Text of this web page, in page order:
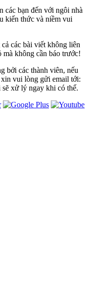
các bạn đến với ngôi nhà
kiến thức và niềm vui
các bài viết không liên
mà không cần báo trước!
bởi các thành viên, nếu
vui lòng gửi email tới:
xử lý ngay khi có thể.